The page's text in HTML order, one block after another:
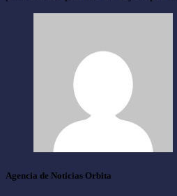
Agencia de Noticias Orbita